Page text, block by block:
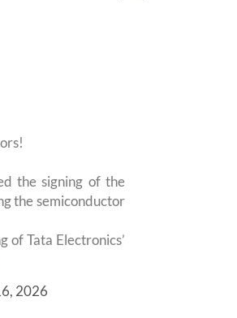
the signing of the
the semiconductor
of Tata Electronics’
2026